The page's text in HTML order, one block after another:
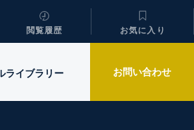
閲覧履歴 お気に入り
ライブラリー お問い合わせ